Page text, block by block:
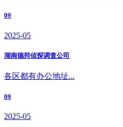
09
2025-05
湖南德邦侦探调查公司
各区都有办公地址...
09
2025-05